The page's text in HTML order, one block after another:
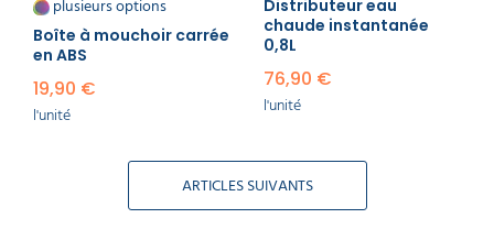
plusieurs options
Boîte à mouchoir carrée
en ABS
19,90 €
l'unité
Distributeur eau
chaude instantanée​
0,8L
76,90 €
l'unité
ARTICLES SUIVANTS